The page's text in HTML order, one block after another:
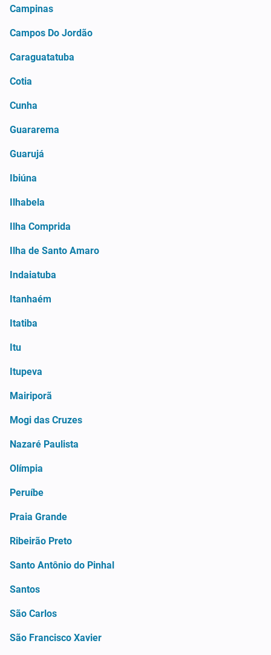
Campinas
Campos Do Jordão
Caraguatatuba
Cotia
Cunha
Guararema
Guarujá
Ibiúna
Ilhabela
Ilha Comprida
Ilha de Santo Amaro
Indaiatuba
Itanhaém
Itatiba
Itu
Itupeva
Mairiporã
Mogi das Cruzes
Nazaré Paulista
Olímpia
Peruíbe
Praia Grande
Ribeirão Preto
Santo Antônio do Pinhal
Santos
São Carlos
São Francisco Xavier